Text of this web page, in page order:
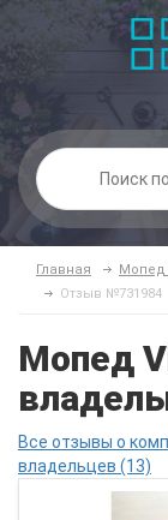
Главная
Мопед
Отзыв №731984
Мопед
Все отзывы о
владельцев (13)